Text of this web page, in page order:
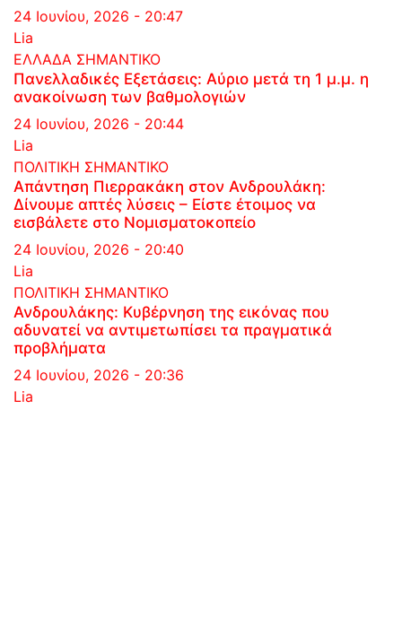
24 Ιουνίου, 2026 - 20:47
Lia
ΕΛΛΑΔΑ ΣΗΜΑΝΤΙΚΟ
Πανελλαδικές Εξετάσεις: Αύριο μετά τη 1 μ.μ. η
ανακοίνωση των βαθμολογιών
24 Ιουνίου, 2026 - 20:44
Lia
ΠΟΛΙΤΙΚΗ ΣΗΜΑΝΤΙΚΟ
Απάντηση Πιερρακάκη στον Ανδρουλάκη:
Δίνουμε απτές λύσεις – Είστε έτοιμος να
εισβάλετε στο Νομισματοκοπείο
24 Ιουνίου, 2026 - 20:40
Lia
ΠΟΛΙΤΙΚΗ ΣΗΜΑΝΤΙΚΟ
Ανδρουλάκης: Κυβέρνηση της εικόνας που
αδυνατεί να αντιμετωπίσει τα πραγματικά
προβλήματα
24 Ιουνίου, 2026 - 20:36
Lia